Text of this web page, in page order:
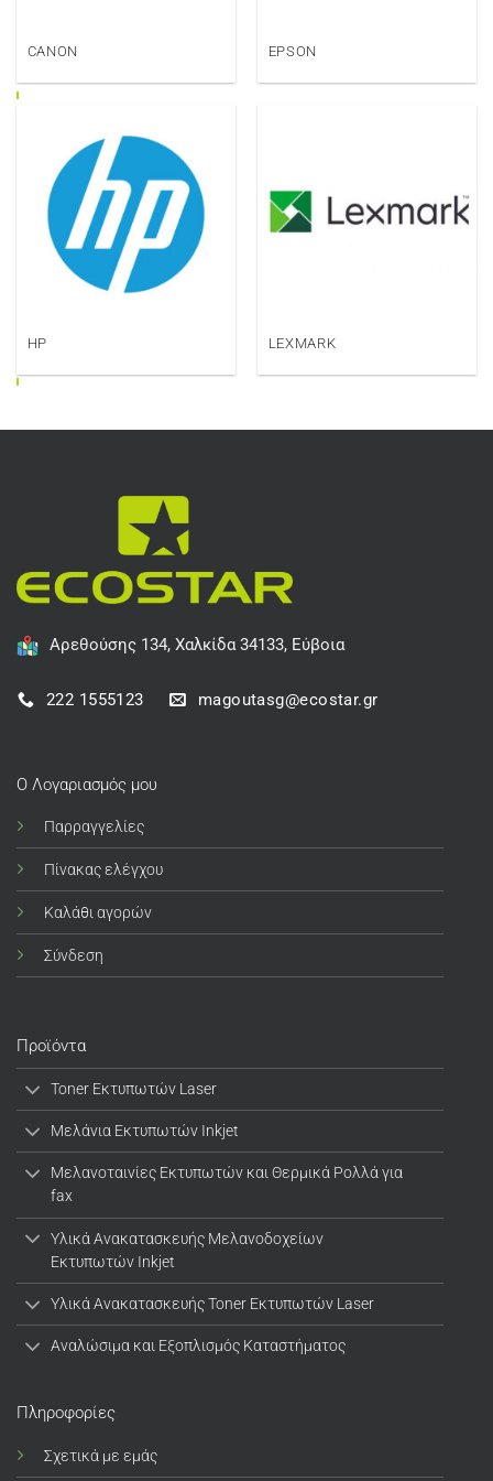
CANON EPSON
HP LEXMARK
Αρεθούσης 134, Χαλκίδα 34133, Εύβοια
222 1555123 magoutasg@ecostar.gr
Ο Λογαριασμός μου
Παρραγγελίες
Πίνακας ελέγχου
Καλάθι αγορών
Σύνδεση
Προϊόντα
Toner Εκτυπωτών Laser
Μελάνια Εκτυπωτών Inkjet
Μελανοταινίες Εκτυπωτών και Θερμικά Ρολλά για
fax
Υλικά Ανακατασκευής Μελανοδοχείων
Εκτυπωτών Inkjet
Υλικά Ανακατασκευής Toner Εκτυπωτών Laser
Αναλώσιμα και Εξοπλισμός Καταστήματος
Πληροφορίες
Σχετικά με εμάς